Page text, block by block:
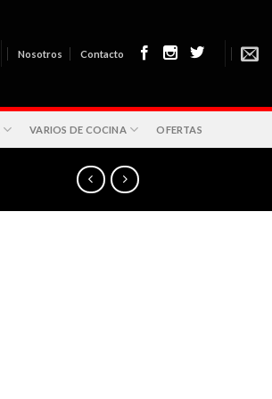
Nosotros Contacto
VARIOS DE COCINA OFERTAS